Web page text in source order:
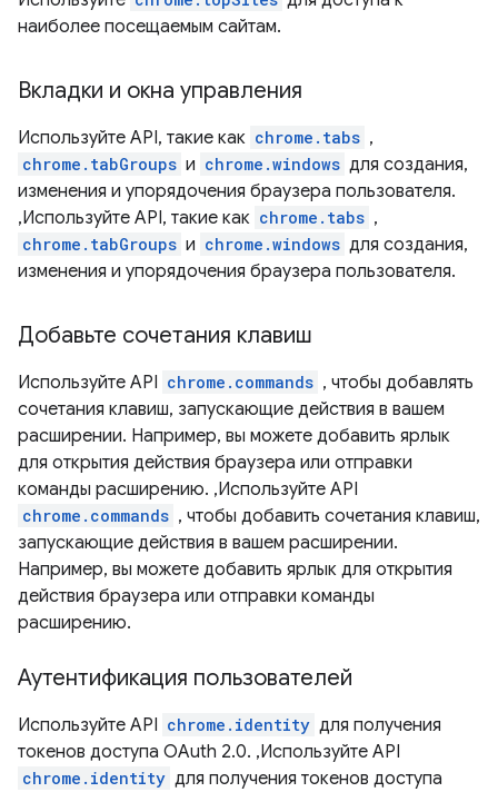
наиболее посещаемым сайтам.
Вкладки и окна управления
Используйте API, такие как chrome.tabs ,
chrome.tabGroups и chrome.windows для создания,
изменения и упорядочения браузера пользователя.
,Используйте API, такие как chrome.tabs ,
chrome.tabGroups и chrome.windows для создания,
изменения и упорядочения браузера пользователя.
Добавьте сочетания клавиш
Используйте API chrome.commands , чтобы добавлять
сочетания клавиш, запускающие действия в вашем
расширении. Например, вы можете добавить ярлык
для открытия действия браузера или отправки
команды расширению. ,Используйте API
chrome.commands , чтобы добавить сочетания клавиш,
запускающие действия в вашем расширении.
Например, вы можете добавить ярлык для открытия
действия браузера или отправки команды
расширению.
Аутентификация пользователей
Используйте API chrome.identity для получения
токенов доступа OAuth 2.0. ,Используйте API
chrome.identity для получения токенов доступа